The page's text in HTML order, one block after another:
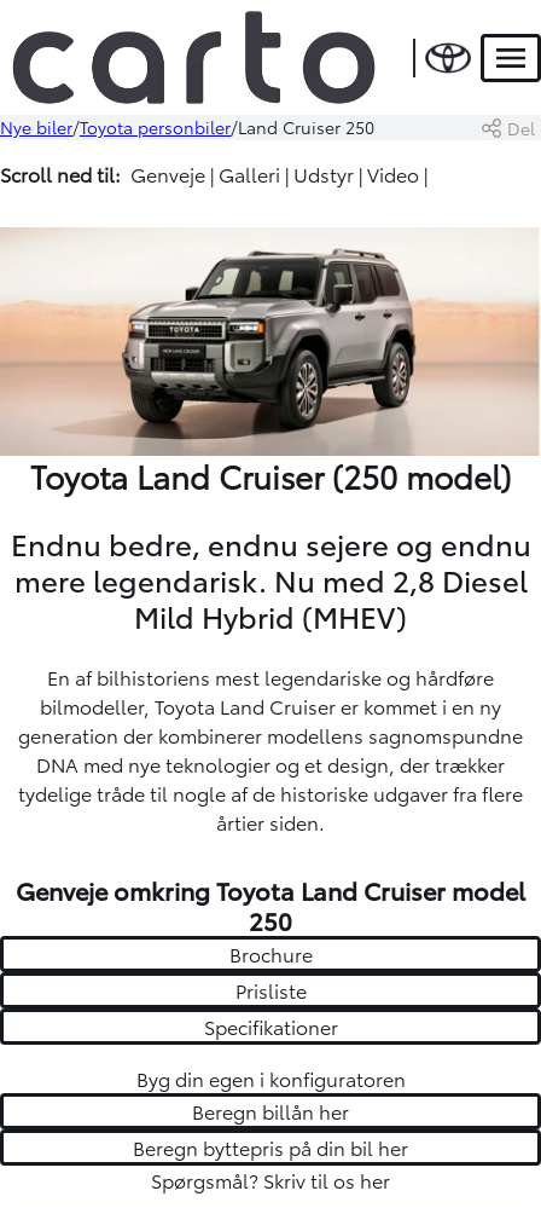
Nye biler Toyota personbiler Land Cruiser 250 Del
Scroll ned til: Genveje | Galleri | Udstyr |Video |
Toyota Land Cruiser (250 model)
Endnu bedre, endnu sejere og endnu
mere legendarisk. Nu med 2,8 Diesel
Mild Hybrid (MHEV)
En af bilhistoriens mest legendariske og hårdføre
bilmodeller, Toyota Land Cruiser er kommet i en ny
generation der kombinerer modellens sagnomspundne
DNA med nye teknologier og et design, der trækker
tydelige tråde til nogle af de historiske udgaver fra flere
årtier siden.
Genveje omkring Toyota Land Cruiser model
250
Brochure
Prisliste
Specifikationer
Byg din egen i konfiguratoren
Beregn billån her
Beregn byttepris på din bil her
Spørgsmål? Skriv til os her